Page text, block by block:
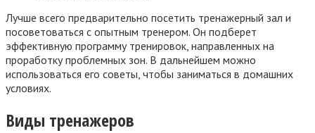
Лучше всего предварительно посетить тренажерный зал и
посоветоваться с опытным тренером. Он подберет
эффективную программу тренировок, направленных на
проработку проблемных зон. В дальнейшем можно
использоваться его советы, чтобы заниматься в домашних
условиях.
Виды тренажеров